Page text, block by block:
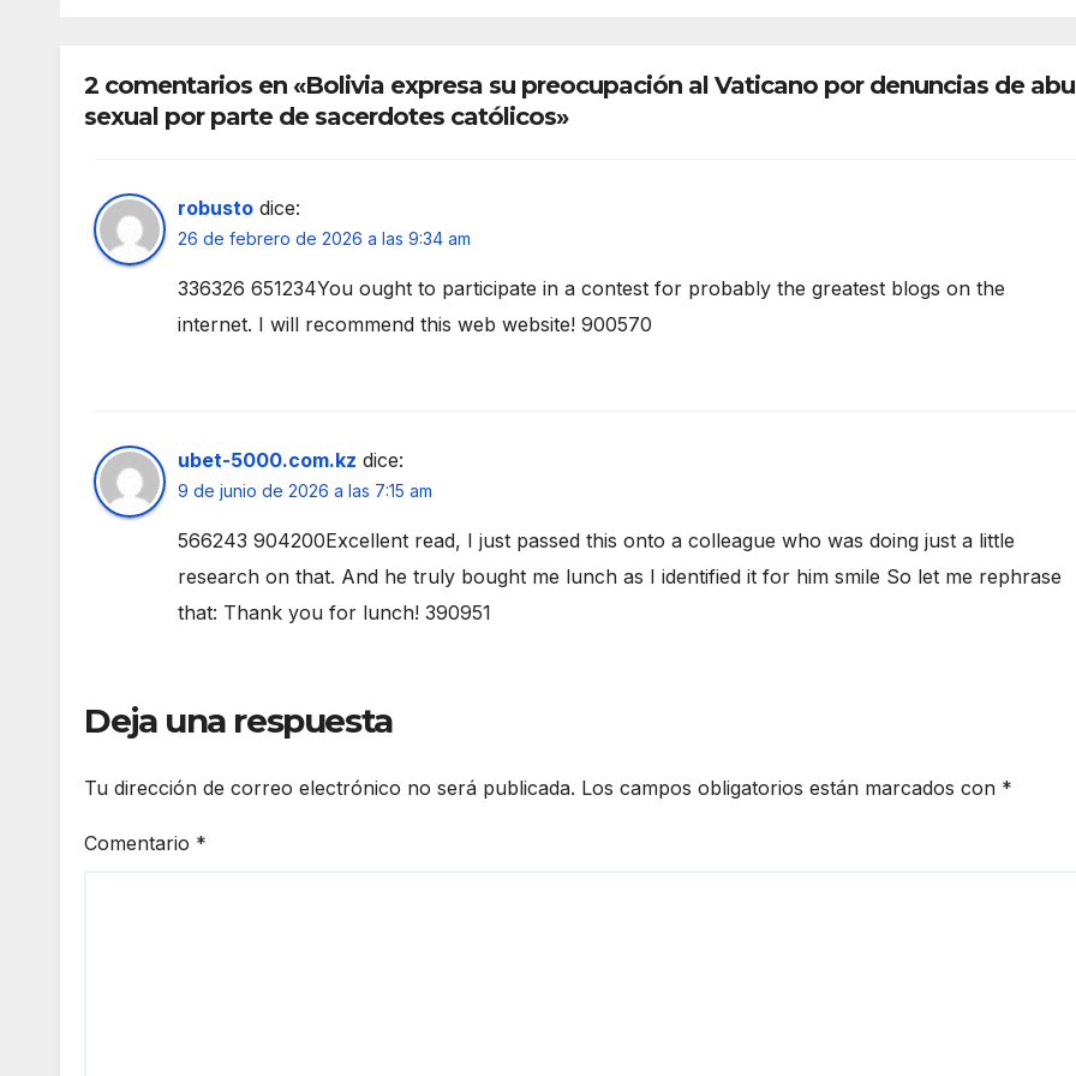
2 comentarios en «Bolivia expresa su preocupación al Vaticano por denuncias de
sexual por parte de sacerdotes católicos»
robusto dice:
26 de febrero de 2026 a las 9:34 am
336326 651234You ought to participate in a contest for probably the greatest blogs on the
internet. I will recommend this web website! 900570
ubet-5000.com.kz dice:
9 de junio de 2026 a las 7:15 am
566243 904200Excellent read, I just passed this onto a colleague who was doing just a little
research on that. And he truly bought me lunch as I identified it for him smile So let me rephrase
that: Thank you for lunch! 390951
Deja una respuesta
Tu dirección de correo electrónico no será publicada. Los campos obligatorios están marcados con *
Comentario *